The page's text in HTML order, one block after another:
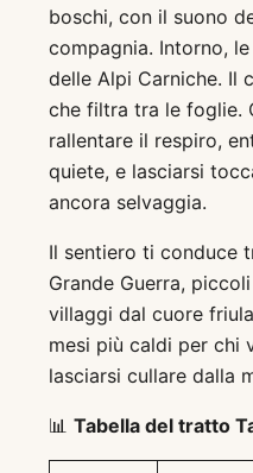
boschi, con il suono
compagnia. Intorno,
delle Alpi Carniche. Il
che filtra tra le foglie.
rallentare il respiro,
quiete, e lasciarsi
ancora selvaggia.
Il sentiero ti conduce
Grande Guerra,
villaggi dal cuore
mesi più caldi per chi
lasciarsi cullare dalla
📊 Tabella del tratto